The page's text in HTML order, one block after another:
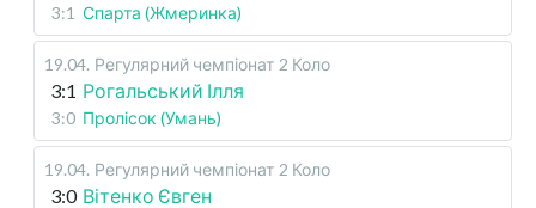
3:1 Спарта (Жмеринка)
19.04. Регулярний чемпіонат 2 Коло
3:1 Рогальський Ілля
3:0 Пролісок (Умань)
19.04. Регулярний чемпіонат 2 Коло
3:0 Вітенко Євген